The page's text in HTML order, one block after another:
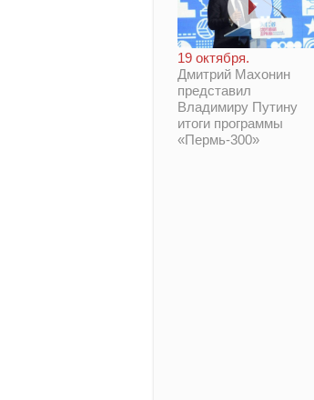
19 октября.
Дмитрий Махонин
представил
Владимиру Путину
итоги программы
«Пермь-300»